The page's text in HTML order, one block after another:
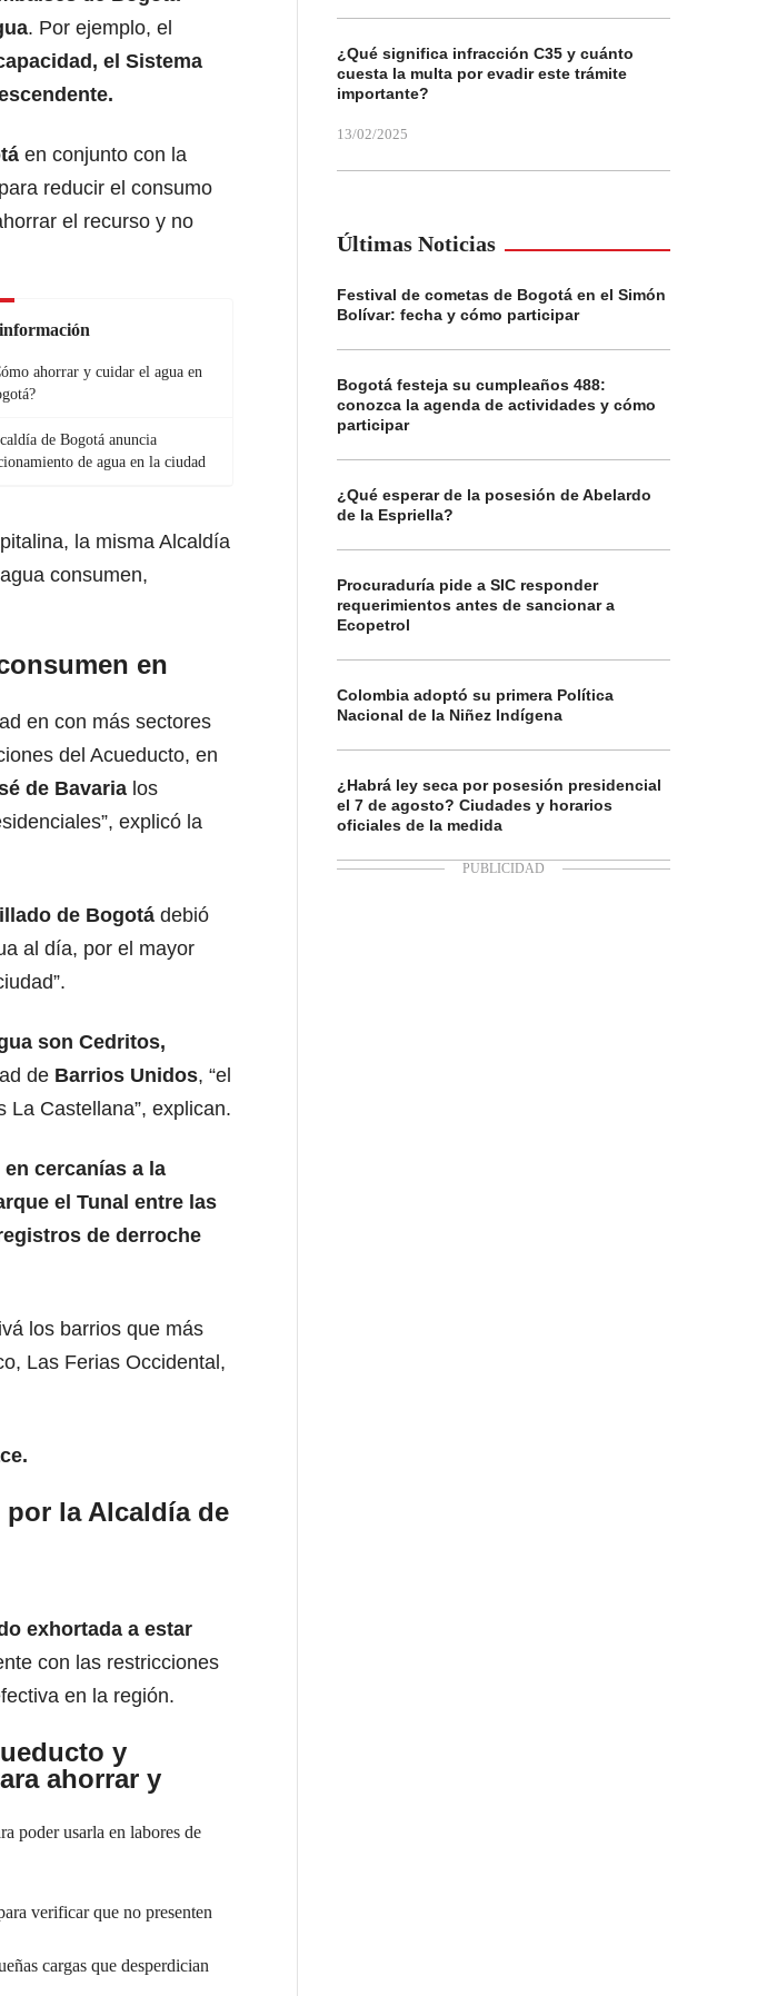
. Por ejemplo, el
el Sistema
en conjunto con la
reducir el consumo
el recurso y no
ahorrar y cuidar el agua en
de Bogotá anuncia
de agua en la ciudad
la misma Alcaldía
consumen,
en
en con más sectores
del Acueducto, en
de Bavaria los
explicó la
de Bogotá debió
al día, por el mayor
son Cedritos,
de Barrios Unidos, “el
La Castellana”, explican.
cercanías a la
el Tunal entre las
de derroche
los barrios que más
Las Ferias Occidental,
la Alcaldía de
exhortada a estar
con las restricciones
en la región.
y
ahorrar y
poder usarla en labores de
verificar que no presenten
cargas que desperdician
¿Qué significa infracción C35 y cuánto
cuesta la multa por evadir este trámite
importante?
13/02/2025
Últimas Noticias
Festival de cometas de Bogotá en el Simón
Bolívar: fecha y cómo participar
Bogotá festeja su cumpleaños 488:
conozca la agenda de actividades y cómo
participar
¿Qué esperar de la posesión de Abelardo
de la Espriella?
Procuraduría pide a SIC responder
requerimientos antes de sancionar a
Ecopetrol
Colombia adoptó su primera Política
Nacional de la Niñez Indígena
¿Habrá ley seca por posesión presidencial
el 7 de agosto? Ciudades y horarios
oficiales de la medida